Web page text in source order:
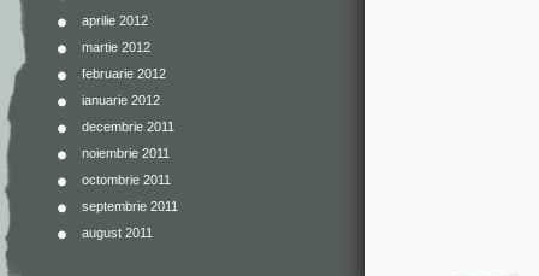
aprilie 2012
martie 2012
februarie 2012
ianuarie 2012
decembrie 2011
noiembrie 2011
octombrie 2011
septembrie 2011
august 2011